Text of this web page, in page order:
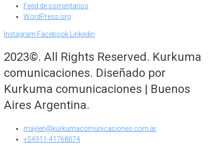
Feed de comentarios
WordPress.org
Instagram Facebook Linkedin
2023©. All Rights Reserved. Kurkuma
comunicaciones. Diseñado por
Kurkuma comunicaciones | Buenos
Aires Argentina.
maylen@kurkumacomunicaciones.com.ar
+54911-41768074